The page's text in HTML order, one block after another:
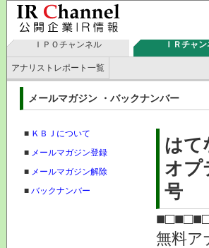
ＩＰＯチャンネル ＩＲチャ
アナリストレポート一覧
メールマガジン ・バックナンバー
■ ＫＢＪについて
■ メールマガジン登録
■ メールマガジン解除
■ バックナンバー
はて
オプ
号
無料